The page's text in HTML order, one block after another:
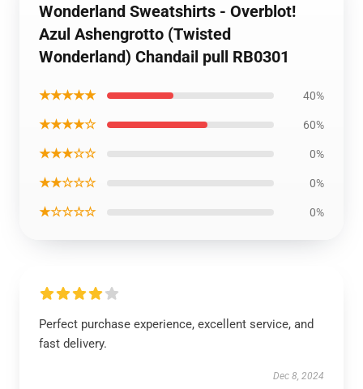
Wonderland Sweatshirts - Overblot!
Azul Ashengrotto (Twisted
Wonderland) Chandail pull RB0301
★★★★★ 40%
★★★★☆ 60%
★★★☆☆ 0%
★★☆☆☆ 0%
★☆☆☆☆ 0%
Perfect purchase experience, excellent service, and
fast delivery.
Dec 8, 2024